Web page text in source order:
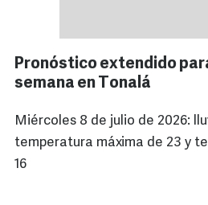
Pronóstico extendido
semana en Tonalá
Miércoles 8 de julio de 2026:
temperatura máxima de 23 y
16